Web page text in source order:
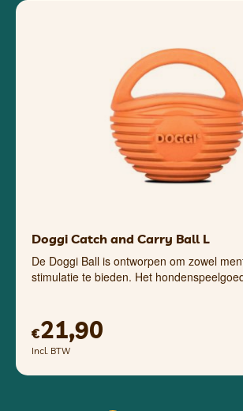
Doggi Catch and Carry Ball L
De Doggi Ball is ontworpen om zowel
stimulatie te bieden. Het
€21,90
Incl. BTW